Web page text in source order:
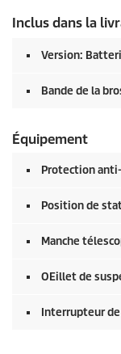
Inclus dans la
Version:
Bande de la
Équipement
Protection
Position de
Manche
OEillet de
Interrupteur